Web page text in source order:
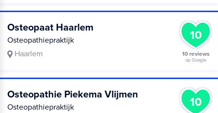
Osteopaat Haarlem
Osteopathiepraktijk
Haarlem
10
10 reviews
op Google
Osteopathie Piekema Vlijmen
Osteopathiepraktijk
10